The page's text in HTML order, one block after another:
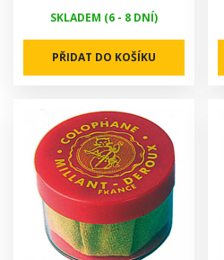
SKLADEM (6 - 8 DNÍ)
PŘIDAT DO KOŠÍKU